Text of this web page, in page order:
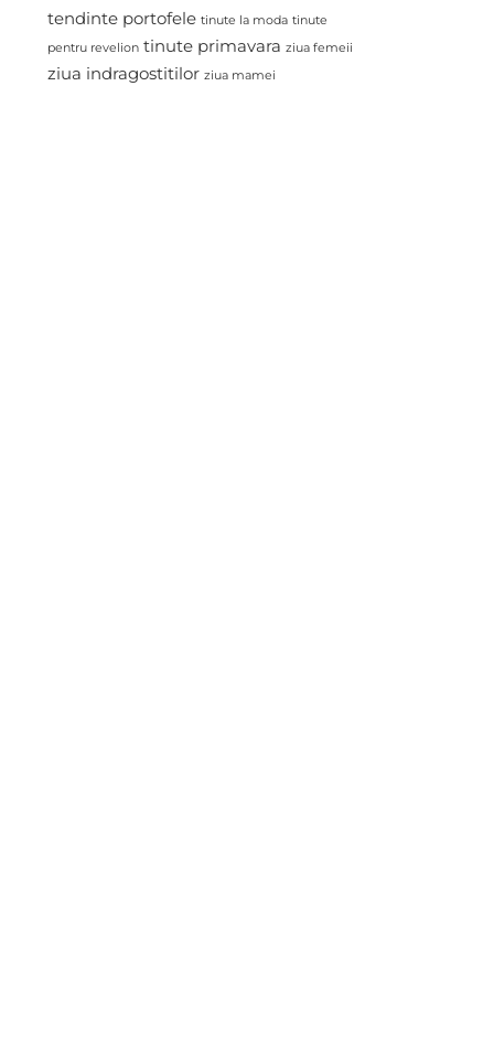
tendinte portofele tinute la moda tinute
pentru revelion tinute primavara ziua femeii
ziua indragostitilor ziua mamei